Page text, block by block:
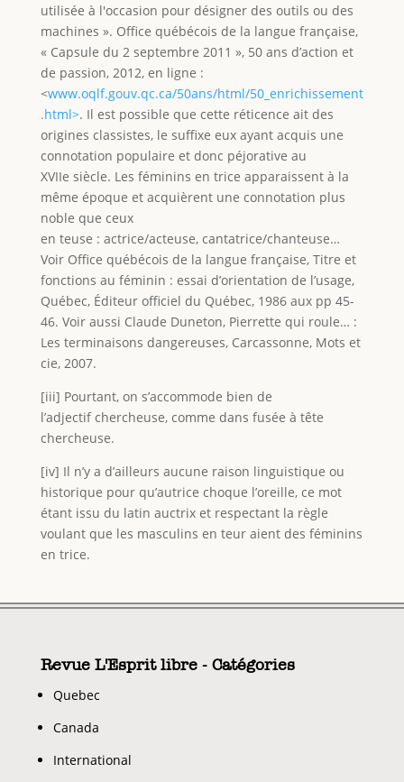
utilisée à l'occasion pour désigner des outils ou des
machines ». Office québécois de la langue française,
« Capsule du 2 septembre 2011 », 50 ans d’action et
de passion, 2012, en ligne :
<www.oqlf.gouv.qc.ca/50ans/html/50_enrichissement
.html>. Il est possible que cette réticence ait des
origines classistes, le suffixe eux ayant acquis une
connotation populaire et donc péjorative au
XVIIe siècle. Les féminins en trice apparaissent à la
même époque et acquièrent une connotation plus
noble que ceux
en teuse : actrice/acteuse, cantatrice/chanteuse…
Voir Office québécois de la langue française, Titre et
fonctions au féminin : essai d’orientation de l’usage,
Québec, Éditeur officiel du Québec, 1986 aux pp 45-
46. Voir aussi Claude Duneton, Pierrette qui roule… :
Les terminaisons dangereuses, Carcassonne, Mots et
cie, 2007.
[iii] Pourtant, on s’accommode bien de
l’adjectif chercheuse, comme dans fusée à tête
chercheuse.
[iv] Il n’y a d’ailleurs aucune raison linguistique ou
historique pour qu’autrice choque l’oreille, ce mot
étant issu du latin auctrix et respectant la règle
voulant que les masculins en teur aient des féminins
en trice.
Revue L'Esprit libre - Catégories
Quebec
Canada
International